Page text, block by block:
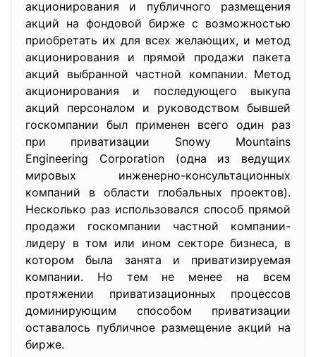
акционирования и публичного размещения
акций на фондовой бирже с возможностью
приобретать их для всех желающих, и метод
акционирования и прямой продажи пакета
акций выбранной частной компании. Метод
акционирования и последующего выкупа
акций персоналом и руководством бывшей
госкомпании был применен всего один раз
при приватизации Snowy Mountains
Engineering Corporation (одна из ведущих
мировых инженерно-консультационных
компаний в области глобальных проектов).
Несколько раз использовался способ прямой
продажи госкомпании частной компании-
лидеру в том или ином секторе бизнеса, в
котором была занята и приватизируемая
компании. Но тем не менее на всем
протяжении приватизационных процессов
доминирующим способом приватизации
оставалось публичное размещение акций на
бирже.